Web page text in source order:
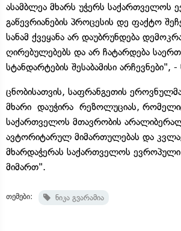
ასამბლეა მხარს უჭერს საქართველოს
გაწევრიანების პროცესის დე ფაქტო
სანამ ქვეყანა არ დაუბრუნდება
ღირებულებებს და არ ჩატარდება
სტანდარტების შესაბამისი არჩევნები",
ცნობისათვის, საფრანგეთის
მხარი დაუჭირა რეზოლუციას,
საქართველოს მთავრობის
ავტორიტარულ მიმართულებას და
მხარდაჭერას საქართველოს
მიმართ".
თემები: ნიკა გვარამია